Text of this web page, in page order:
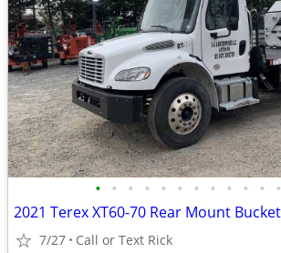
• • • • • • • • • • • •
2021 Terex XT60-70 Rear Mount
7/27 Call or Text Rick